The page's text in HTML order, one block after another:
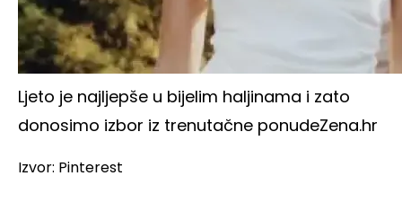
Ljeto je najljepše u bijelim haljinama i zato
donosimo izbor iz trenutačne ponudeZena.hr
Izvor: Pinterest